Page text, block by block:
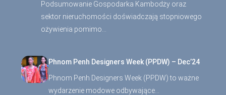
Podsumowanie Gospodarka Kambodży oraz
sektor nieruchomości doświadczają stopniowego
ożywienia pomimo…
Phnom Penh Designers Week (PPDW) – Dec’24
Phnom Penh Designers Week (PPDW) to ważne
wydarzenie modowe odbywające…